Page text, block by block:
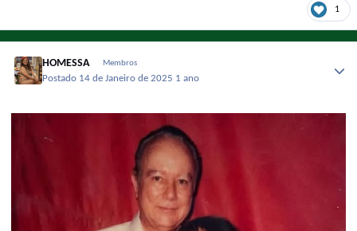
1
HOMESSA Membros
Postado 14 de Janeiro de 2025 1 ano